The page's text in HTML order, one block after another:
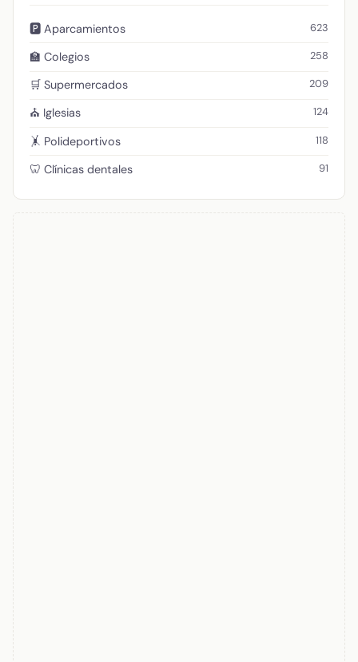
🅿️ Aparcamientos 623
🏫 Colegios 258
🛒 Supermercados 209
⛪ Iglesias 124
🤸 Polideportivos 118
🦷 Clínicas dentales 91